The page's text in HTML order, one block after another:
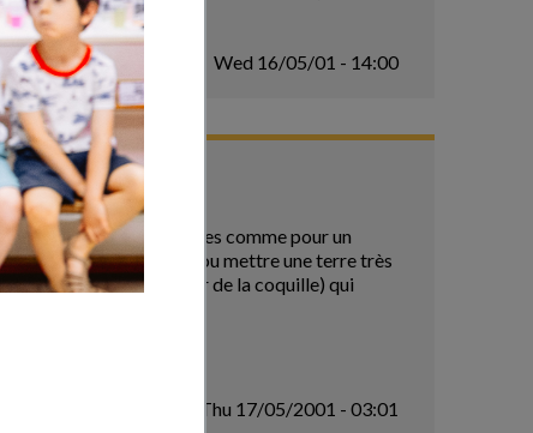
Wed 16/05/01 - 14:00
des petites bandes comme pour un
viendront les brouter) ou mettre une terre très
qui est à l'intérieur de la coquille) qui
Thu 17/05/2001 - 03:01